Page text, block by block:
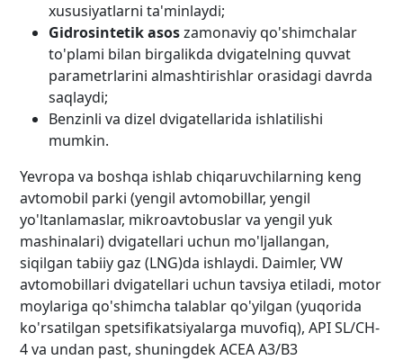
xususiyatlarni ta'minlaydi;
Gidrosintetik asoszamonaviy qo'shimchalar
to'plami bilan birgalikda dvigatelning quvvat
parametrlarini almashtirishlar orasidagi davrda
saqlaydi;
Benzinli va dizel dvigatellarida ishlatilishi
mumkin.
Yevropa va boshqa ishlab chiqaruvchilarning keng
avtomobil parki (yengil avtomobillar, yengil
yo'ltanlamaslar, mikroavtobuslar va yengil yuk
mashinalari) dvigatellari uchun mo'ljallangan,
siqilgan tabiiy gaz (LNG)da ishlaydi. Daimler, VW
avtomobillari dvigatellari uchun tavsiya etiladi, motor
moylariga qo'shimcha talablar qo'yilgan (yuqorida
ko'rsatilgan spetsifikatsiyalarga muvofiq), API SL/CH-
4 va undan past, shuningdek ACEA A3/B3